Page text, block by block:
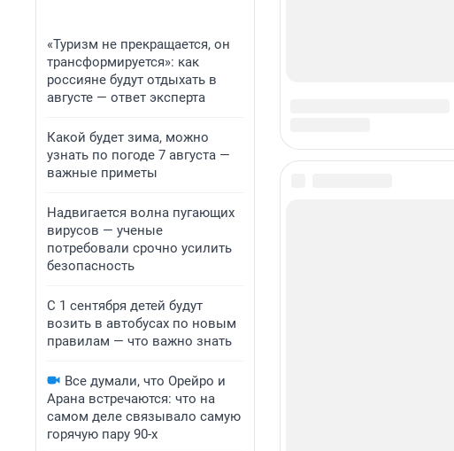
«Туризм не прекращается, он
трансформируется»: как
россияне будут отдыхать в
августе — ответ эксперта
Какой будет зима, можно
узнать по погоде 7 августа —
важные приметы
Надвигается волна пугающих
вирусов — ученые
потребовали срочно усилить
безопасность
С 1 сентября детей будут
возить в автобусах по новым
правилам — что важно знать
Все думали, что Орейро и
Арана встречаются: что на
самом деле связывало самую
горячую пару 90-х